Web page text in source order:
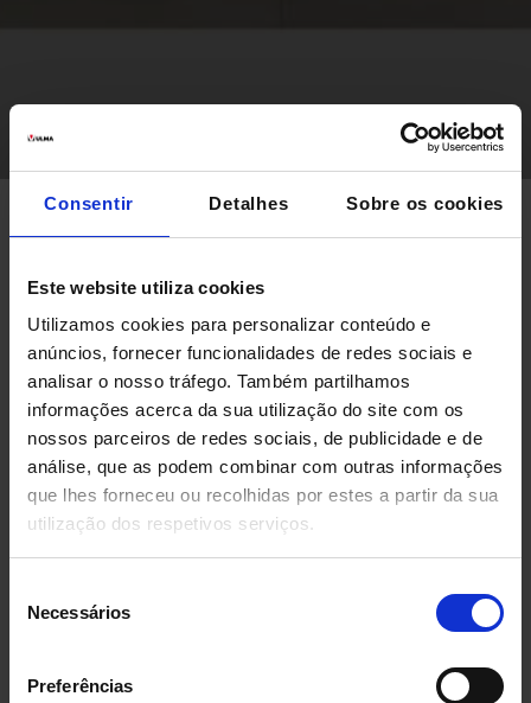
Consentir Detalhes Sobre os cookies
Este website utiliza cookies
Utilizamos cookies para personalizar conteúdo e
anúncios, fornecer funcionalidades de redes sociais e
analisar o nosso tráfego. Também partilhamos
informações acerca da sua utilização do site com os
nossos parceiros de redes sociais, de publicidade e de
análise, que as podem combinar com outras informações
que lhes forneceu ou recolhidas por estes a partir da sua
utilização dos respetivos serviços.
Necessários
Preferências
produtividade e eficiência em relação aos
sistemas convencionais.
O que é um armazém vertical automatizado?
Características dos sistemas de
armazenamento vertical
Vantagens de um armazém vertical
O que é um armazém vertical
a mercadoria ao operador possibilitando